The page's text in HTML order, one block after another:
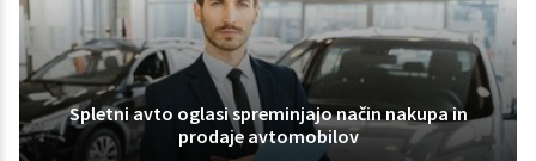
Spletni avto oglasi spreminjajo način nakupa in
prodaje avtomobilov